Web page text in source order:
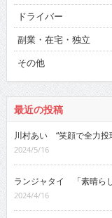
ドライバー
副業・在宅・独立
その他
最近の投稿
川村あい “笑顔で全力投
2024/5/16
ランジャタイ 「素晴ら
2024/4/16